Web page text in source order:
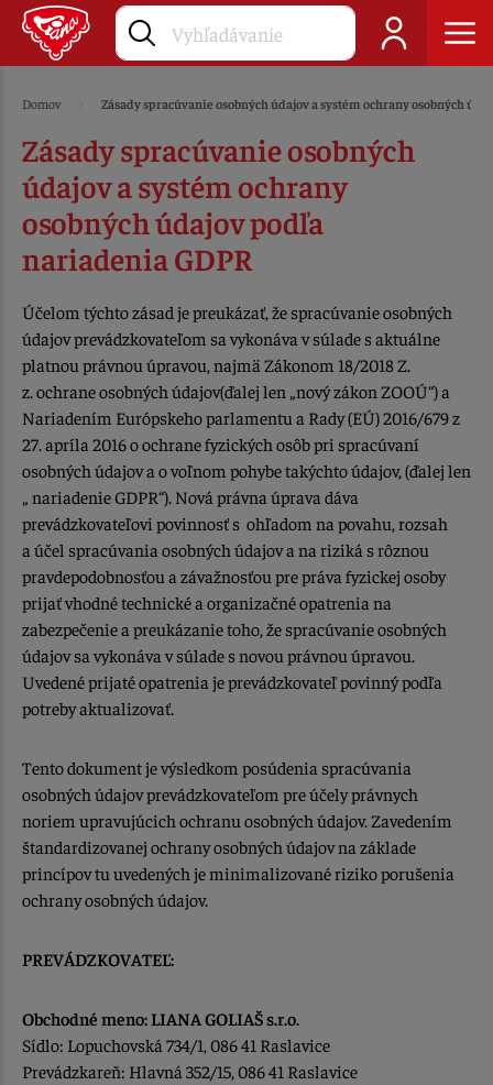
Domov Zásady spracúvanie osobných údajov a systém ochrany osobných
Zásady spracúvanie osobných
údajov a systém ochrany
osobných údajov podľa
nariadenia GDPR
Účelom týchto zásad je preukázať, že spracúvanie osobných
údajov prevádzkovateľom sa vykonáva v súlade s aktuálne
platnou právnou úpravou, najmä Zákonom 18/2018 Z.
z. ochrane osobných údajov(ďalej len „nový zákon ZOOÚ“) a
Nariadením Európskeho parlamentu a Rady (EÚ) 2016/679 z
27. apríla 2016 o ochrane fyzických osôb pri spracúvaní
osobných údajov a o voľnom pohybe takýchto údajov, (ďalej len
„ nariadenie GDPR“). Nová právna úprava dáva
prevádzkovateľovi povinnosť s ohľadom na povahu, rozsah
a účel spracúvania osobných údajov a na riziká s rôznou
pravdepodobnosťou a závažnosťou pre práva fyzickej osoby
prijať vhodné technické a organizačné opatrenia na
zabezpečenie a preukázanie toho, že spracúvanie osobných
údajov sa vykonáva v súlade s novou právnou úpravou.
Uvedené prijaté opatrenia je prevádzkovateľ povinný podľa
potreby aktualizovať.
Tento dokument je výsledkom posúdenia spracúvania
osobných údajov prevádzkovateľom pre účely právnych
noriem upravujúcich ochranu osobných údajov. Zavedením
štandardizovanej ochrany osobných údajov na základe
princípov tu uvedených je minimalizované riziko porušenia
ochrany osobných údajov.
PREVÁDZKOVATEĽ:
Obchodné meno: LIANA GOLIAŠ s.r.o.
Sídlo: Lopuchovská 734/1, 086 41 Raslavice
Prevádzkareň: Hlavná 352/15, 086 41 Raslavice